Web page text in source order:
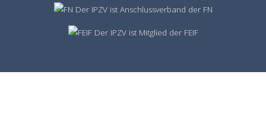
Der IPZV ist Anschlussverband der FN
Der IPZV ist Mitglied der FEIF